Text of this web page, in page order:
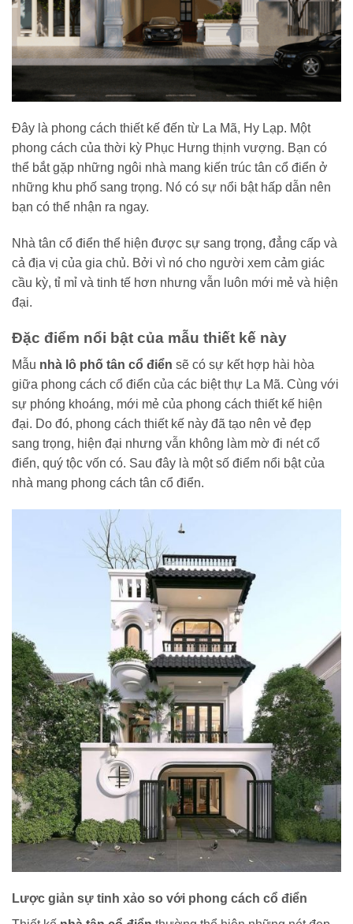
Đây là phong cách thiết kế đến từ La Mã, Hy Lạp. Một
phong cách của thời kỳ Phục Hưng thịnh vượng. Bạn có
thể bắt gặp những ngôi nhà mang kiến trúc tân cổ điển ở
những khu phố sang trọng. Nó có sự nổi bật hấp dẫn nên
bạn có thể nhận ra ngay.
Nhà tân cổ điển thể hiện được sự sang trọng, đẳng cấp và
cả địa vị của gia chủ. Bởi vì nó cho người xem cảm giác
cầu kỳ, tỉ mỉ và tinh tế hơn nhưng vẫn luôn mới mẻ và hiện
đại.
Đặc điểm nổi bật của mẫu thiết kế này
Mẫu nhà lô phố tân cổ điển sẽ có sự kết hợp hài hòa
giữa phong cách cổ điển của các biệt thự La Mã. Cùng với
sự phóng khoáng, mới mẻ của phong cách thiết kế hiện
đại. Do đó, phong cách thiết kế này đã tạo nên vẻ đẹp
sang trọng, hiện đại nhưng vẫn không làm mờ đi nét cổ
điển, quý tộc vốn có. Sau đây là một số điểm nổi bật của
nhà mang phong cách tân cổ điển.
Lược giản sự tinh xảo so với phong cách cổ điển